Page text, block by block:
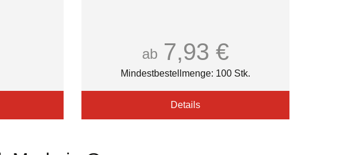
ab 7,93 €
Mindestbestellmenge: 100 Stk.
Details